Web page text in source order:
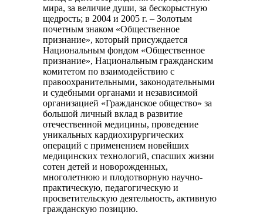
мира, за величие души, за бескорыстную
щедрость; в 2004 и 2005 г. – Золотым
почетным знаком «Общественное
признание», который присуждается
Национальным фондом «Общественное
признание», Национальным гражданским
комитетом по взаимодействию с
правоохранительными, законодательными
и судебными органами и независимой
организацией «Гражданское общество» за
большой личный вклад в развитие
отечественной медицины, проведение
уникальных кардиохирургических
операций с применением новейших
медицинских технологий, спасших жизни
сотен детей и новорожденных,
многолетнюю и плодотворную научно-
практическую, педагогическую и
просветительскую деятельность, активную
гражданскую позицию.